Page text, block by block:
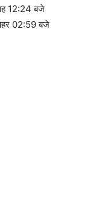
12:24 बजे
02:59 बजे